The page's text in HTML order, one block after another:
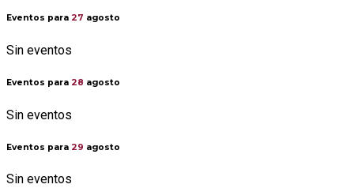
Eventos para 27 agosto
Sin eventos
Eventos para 28 agosto
Sin eventos
Eventos para 29 agosto
Sin eventos